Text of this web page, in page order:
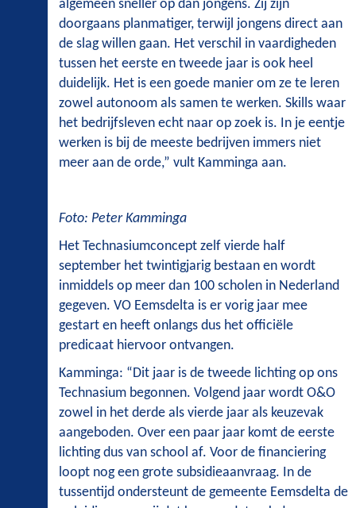
algemeen sneller op dan jongens. Zij zijn
doorgaans planmatiger, terwijl jongens direct aan
de slag willen gaan. Het verschil in vaardigheden
tussen het eerste en tweede jaar is ook heel
duidelijk. Het is een goede manier om ze te leren
zowel autonoom als samen te werken. Skills waar
het bedrijfsleven echt naar op zoek is. In je eentje
werken is bij de meeste bedrijven immers niet
meer aan de orde,” vult Kamminga aan.
Foto: Peter Kamminga
Het Technasiumconcept zelf vierde half
september het twintigjarig bestaan en wordt
inmiddels op meer dan 100 scholen in Nederland
gegeven. VO Eemsdelta is er vorig jaar mee
gestart en heeft onlangs dus het officiële
predicaat hiervoor ontvangen.
Kamminga: “Dit jaar is de tweede lichting op ons
Technasium begonnen. Volgend jaar wordt O&O
zowel in het derde als vierde jaar als keuzevak
aangeboden. Over een paar jaar komt de eerste
lichting dus van school af. Voor de financiering
loopt nog een grote subsidieaanvraag. In de
tussentijd ondersteunt de gemeente Eemsdelta de